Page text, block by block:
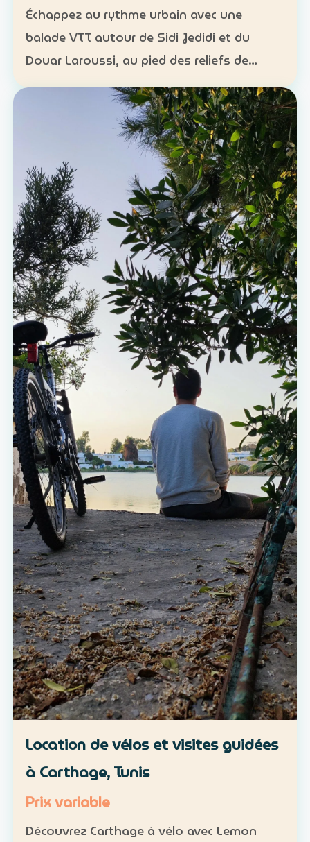
Échappez au rythme urbain avec une
balade VTT autour de Sidi Jedidi et du
Douar Laroussi, au pied des reliefs de
Hammamet. Durée : environ 1 h à 1 h 30
Niveau : intermédiaire Groupe : de 8 à 11
participants Tarif : 50 …
Location de vélos et visites guidées
à Carthage, Tunis
Prix variable
Découvrez Carthage à vélo avec Lemon